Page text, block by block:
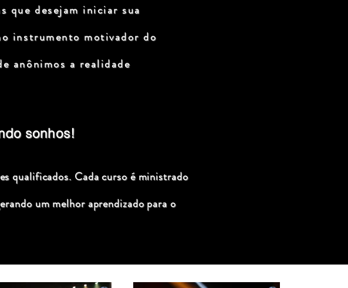
que desejam iniciar sua
instrumento motivador do
anônimos a realidade
sonhos!
qualificados. Cada curso é ministrado
um melhor aprendizado para o